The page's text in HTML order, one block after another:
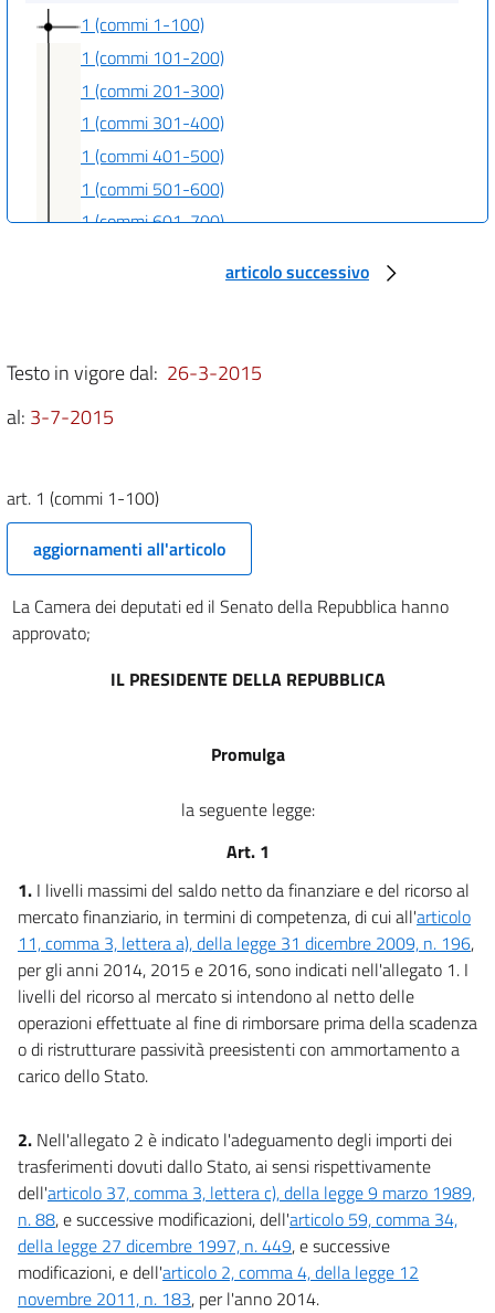
1 (commi 1-100)
1 (commi 101-200)
1 (commi 201-300)
1 (commi 301-400)
1 (commi 401-500)
1 (commi 501-600)
1 (commi 601-700)
Allegato 1
Allegato 2
Elenco 1
Elenco 1
Allegato 3
Allegato 4
Prospetto di copertura
Bilancio dello Stato
Bilancio dello Stato
Tabelle
Tabella A
Tabella B
Tabella C
articolo successivo
Testo in vigore dal: 26-3-2015
al: 3-7-2015
art. 1 (commi 1-100)
aggiornamenti all'articolo
La Camera dei deputati ed il Senato della Repubblica hanno
approvato;
IL PRESIDENTE DELLA REPUBBLICA
Promulga
la seguente legge:
Art. 1
1. I livelli massimi del saldo netto da finanziare e del ricorso al
mercato finanziario, in termini di competenza, di cui all'articolo
11, comma 3, lettera a), della legge 31 dicembre 2009, n. 196,
per gli anni 2014, 2015 e 2016, sono indicati nell'allegato 1. I
livelli del ricorso al mercato si intendono al netto delle
operazioni effettuate al fine di rimborsare prima della scadenza
o di ristrutturare passività preesistenti con ammortamento a
carico dello Stato.
2. Nell'allegato 2 è indicato l'adeguamento degli importi dei
trasferimenti dovuti dallo Stato, ai sensi rispettivamente
dell'articolo 37, comma 3, lettera c), della legge 9 marzo 1989,
n. 88, e successive modificazioni, dell'articolo 59, comma 34,
della legge 27 dicembre 1997, n. 449, e successive
modificazioni, e dell'articolo 2, comma 4, della legge 12
novembre 2011, n. 183, per l'anno 2014.